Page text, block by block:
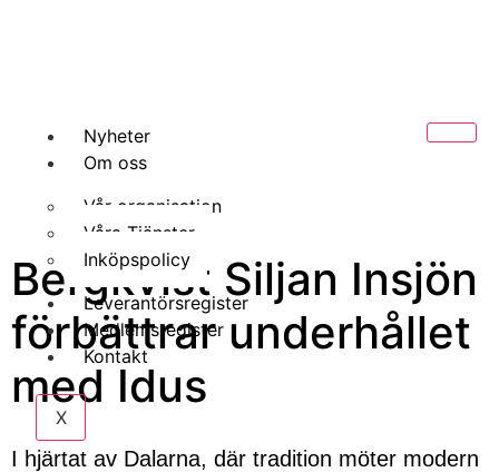
Nyheter
Om oss
Vår organisation
Våra Tjänster
Inköpspolicy
Leverantörsregister
Medlemsregister
Kontakt
X
Bergkvist Siljan Insjön
förbättrar underhållet
med Idus
I hjärtat av Dalarna, där tradition möter modern